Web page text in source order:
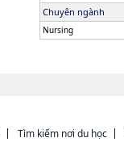
Chuyên ngành
Nursing
Tìm kiếm nơi du học